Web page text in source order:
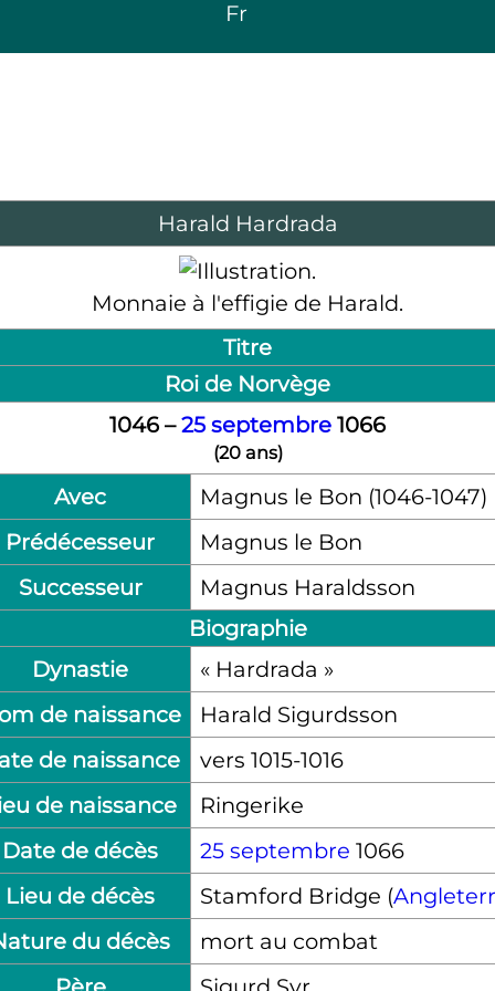
Fr
Harald Hardrada
Monnaie à l'effigie de Harald.
Titre
Roi de Norvège
1046 –25 septembre 1066
(20 ans)
Avec
Magnus le Bon (1046-1047)
Prédécesseur
Magnus le Bon
Successeur
Magnus Haraldsson
Biographie
Dynastie
« Hardrada »
de naissance
Harald Sigurdsson
de naissance
vers 1015-1016
de naissance
Ringerike
Date de décès
25 septembre 1066
Lieu de décès
Stamford Bridge (
du décès
mort au combat